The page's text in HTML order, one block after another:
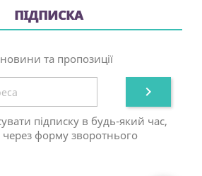
ПІДПИСКА
та пропозиції

підписку в будь-який час,
форму зворотнього